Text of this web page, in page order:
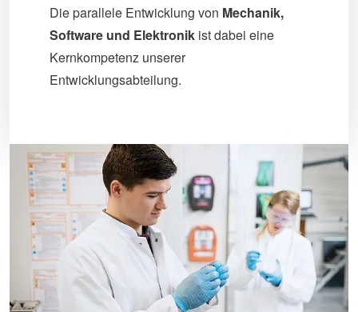
Die parallele Entwicklung von Mechanik,
Software und Elektronik ist dabei eine
Kernkompetenz unserer
Entwicklungsabteilung.